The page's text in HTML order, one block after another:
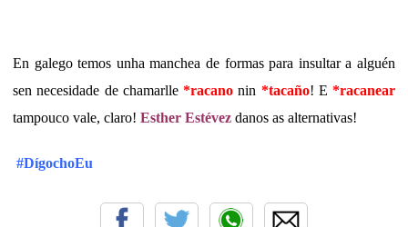
En galego temos unha manchea de formas para insultar a alguén
sen necesidade de chamarlle *racano nin *tacaño! E *racanear
tampouco vale, claro! Esther Estévez danos as alternativas!
#DígochoEu